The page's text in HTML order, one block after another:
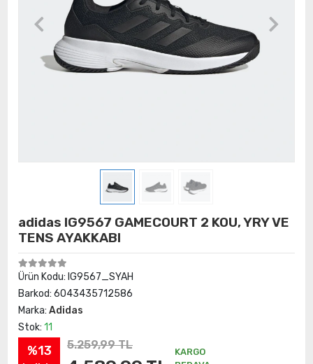
adidas IG9567 GAMECOURT 2 KOU, YRY VE
TENS AYAKKABI
Ürün Kodu: IG9567_SYAH
Barkod: 6043435712586
Marka: Adidas
Stok: 11
%13 5.259,99 TL
KARGO